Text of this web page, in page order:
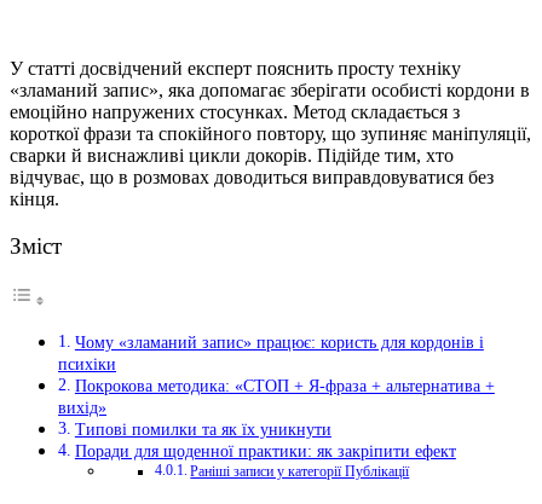
У статті досвідчений експерт пояснить просту техніку
«зламаний запис», яка допомагає зберігати особисті кордони в
емоційно напружених стосунках. Метод складається з
короткої фрази та спокійного повтору, що зупиняє маніпуляції,
сварки й виснажливі цикли докорів. Підійде тим, хто
відчуває, що в розмовах доводиться виправдовуватися без
кінця.
Зміст
Чому «зламаний запис» працює: користь для кордонів і
психіки
Покрокова методика: «СТОП + Я-фраза + альтернатива +
вихід»
Типові помилки та як їх уникнути
Поради для щоденної практики: як закріпити ефект
Раніші записи у категорії Публікації